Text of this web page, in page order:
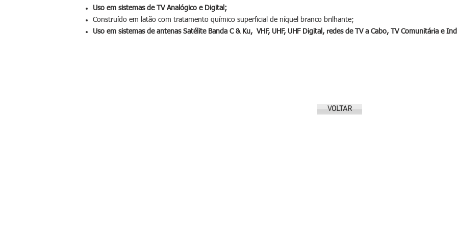
Uso em sistemas de TV Analógico e Digital;
Construído em latão com tratamento químico superficial de níquel branco brilhante;
Uso em sistemas de antenas Satélite Banda C & Ku, VHF, UHF, UHF Digital, redes de TV a Cabo, TV Comunitária e
VOLTAR